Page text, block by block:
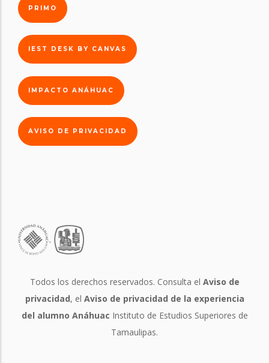
PRIMO
IEST DESK BY CANVAS
IMPACTO ANÁHUAC
AVISO DE PRIVACIDAD
Todos los derechos reservados. Consulta el Aviso de
privacidad, el Aviso de privacidad de la experiencia
del alumno Anáhuac Instituto de Estudios Superiores de
Tamaulipas.